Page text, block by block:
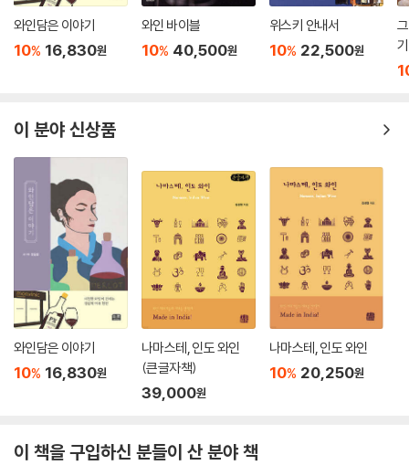
와인담은 이야기
10% 16,830원
와인 바이블
10% 40,500원
위스키 안내서
10% 22,500원
기
이 분야 신상품
와인담은 이야기
10% 16,830원
나마스테, 인도 와인
(큰글자책)
39,000원
나마스테, 인도 와인
10% 20,250원
이 책을 구입하신 분들이 산 분야 책